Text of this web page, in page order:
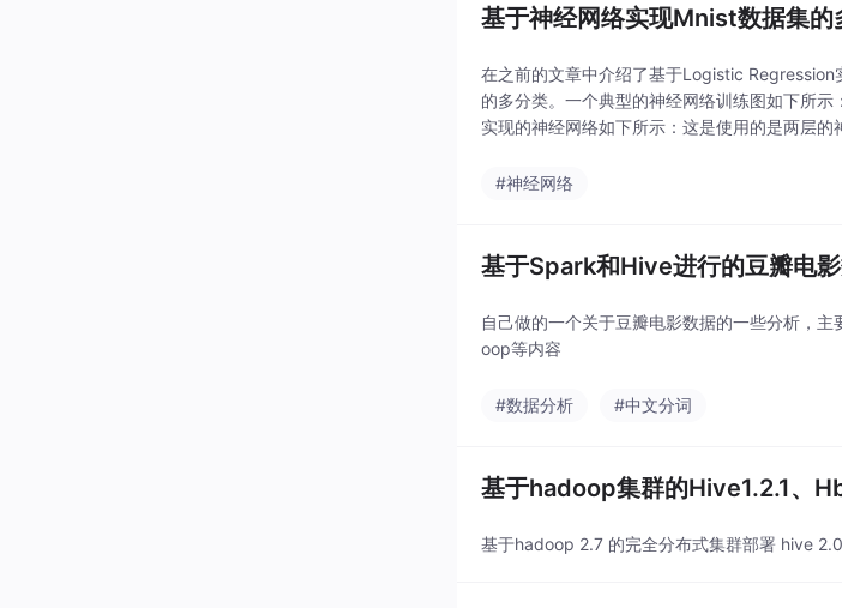
基于神经网络实现Mnist数据集的
在之前的文章中介绍了基于Logistic
的多分类。一个典型的神经网络训练图如下所
实现的神经网络如下所示：这是使用的是两层
#神经网络
基于Spark和Hive进行的豆瓣电
自己做的一个关于豆瓣电影数据的一些分析，
oop等内容
#数据分析 #中文分词
基于hadoop集群的Hive1.2.1、
基于hadoop 2.7 的完全分布式集群部署 hive